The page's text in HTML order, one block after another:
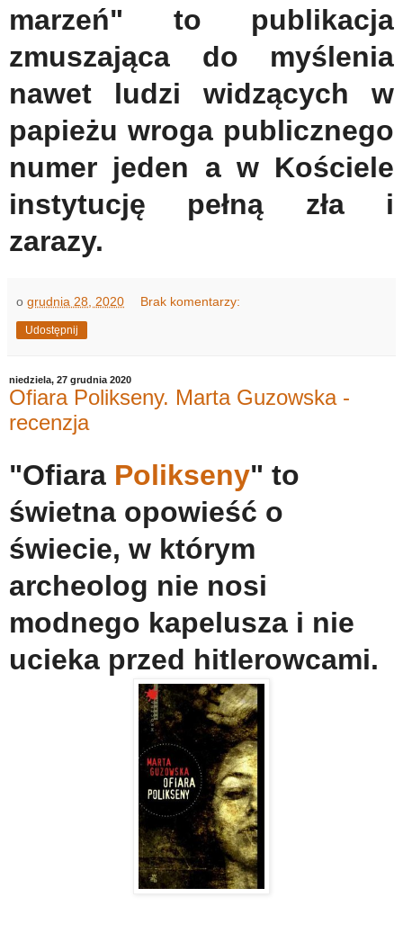
marzeń" to publikacja
zmuszająca do myślenia
nawet ludzi widzących w
papieżu wroga publicznego
numer jeden a w Kościele
instytucję pełną zła i
zarazy.
o grudnia 28, 2020 Brak komentarzy:
Udostępnij
niedziela, 27 grudnia 2020
Ofiara Polikseny. Marta Guzowska -
recenzja
"Ofiara Polikseny" to
świetna opowieść o
świecie, w którym
archeolog nie nosi
modnego kapelusza i nie
ucieka przed hitlerowcami.